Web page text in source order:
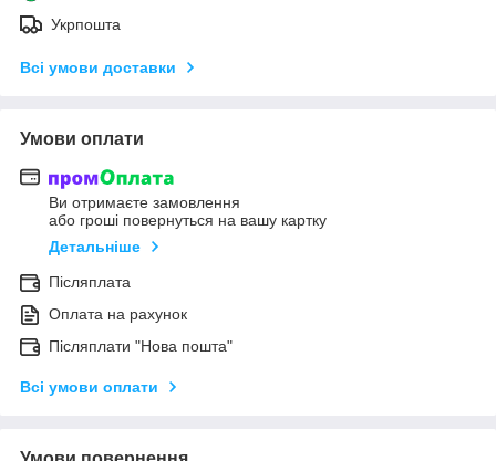
Укрпошта
Всі умови доставки
Умови оплати
Ви отримаєте замовлення
або гроші повернуться на вашу картку
Детальніше
Післяплата
Оплата на рахунок
Післяплати "Нова пошта"
Всі умови оплати